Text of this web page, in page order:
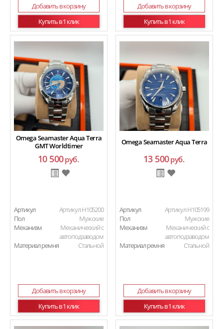
Добавить в корзину
Купить в 1 клик
Добавить в корзину
Купить в 1 клик
Omega Seamaster Aqua Terra
GMT Worldtimer
10 500руб.
Артикул
Артикул H105200
Пол
Мужские
Механизм
Механический с
автоподзаводом
Материал ремня
Стальной
Добавить в корзину
Купить в 1 клик
Omega Seamaster Aqua Terra
13 500руб.
Артикул
Артикул H105199
Пол
Мужские
Механизм
Механический с
автоподзаводом
Материал ремня
Стальной
Добавить в корзину
Купить в 1 клик